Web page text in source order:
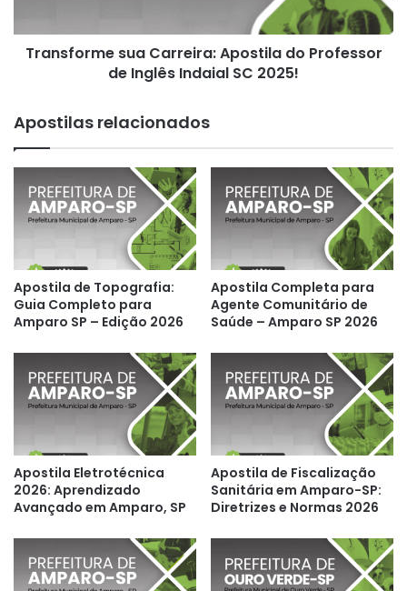
Indaial
SCTransforme sua Carreira: Apostila do Professor
de Inglês Indaial SC 2025!
Apostilas relacionados
Apostila de Topografia:
Guia Completo para
Amparo SP – Edição 2026
Apostila Completa para
Agente Comunitário de
Saúde – Amparo SP 2026
Apostila Eletrotécnica
2026: Aprendizado
Avançado em Amparo, SP
Apostila de Fiscalização
Sanitária em Amparo-SP:
Diretrizes e Normas 2026